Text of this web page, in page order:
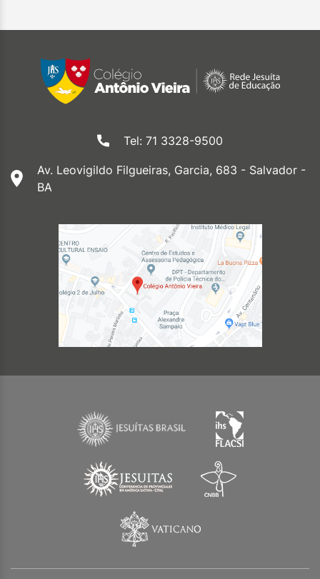
Tel: 71 3328-9500
Av. Leovigildo Filgueiras, Garcia, 683 - Salvador -
BA